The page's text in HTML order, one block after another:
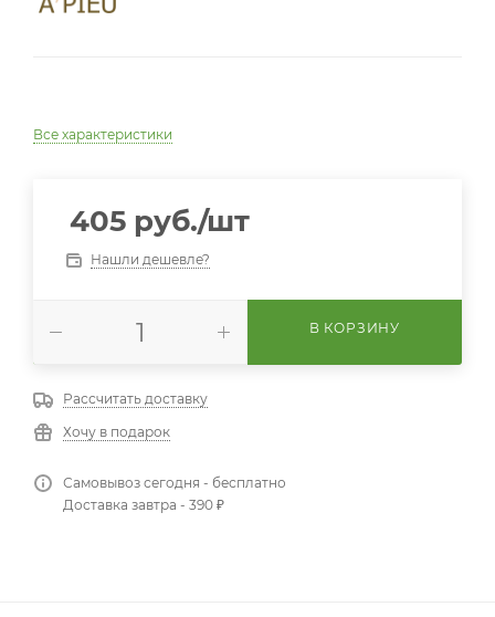
Все характеристики
405 руб./шт
Нашли дешевле?
В КОРЗИНУ
Рассчитать доставку
Хочу в подарок
Самовывоз сегодня - бесплатно
Доставка завтра - 390 ₽